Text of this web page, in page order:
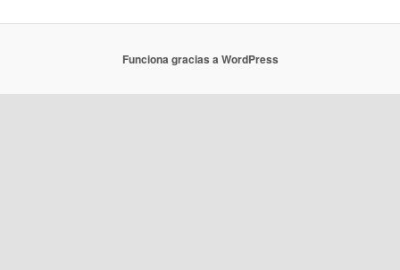
Funciona gracias a WordPress